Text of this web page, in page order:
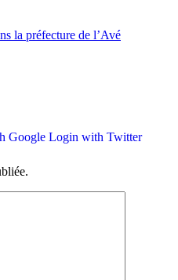
la préfecture de l’Avé
Google Login with Twitter